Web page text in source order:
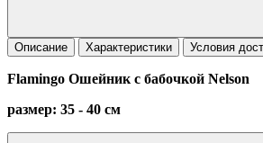
Описание
Характеристики Условия
Flamingo Ошейник с бабочкой Nelson
размер: 35 - 40 см